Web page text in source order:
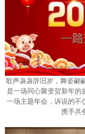
歌声袅袅辞旧岁，舞姿翩
是一场同心聚变贺新年的
一场主题年会，诉说的不
携手共